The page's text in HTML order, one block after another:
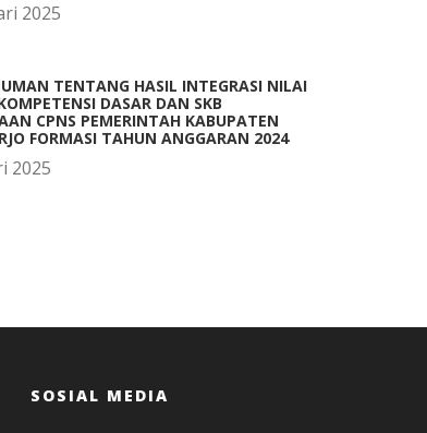
2025
TENTANG HASIL INTEGRASI NILAI
DASAR DAN SKB
CPNS PEMERINTAH KABUPATEN
FORMASI TAHUN ANGGARAN 2024
2025
SOSIAL MEDIA